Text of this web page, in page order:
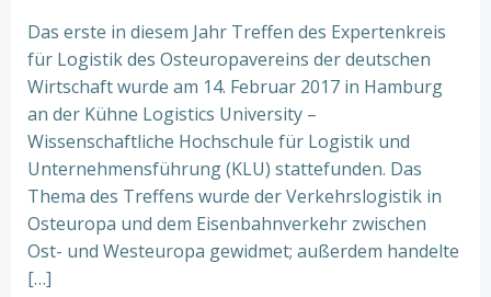
Das erste in diesem Jahr Treffen des Expertenkreis
für Logistik des Osteuropavereins der deutschen
Wirtschaft wurde am 14. Februar 2017 in Hamburg
an der Kühne Logistics University –
Wissenschaftliche Hochschule für Logistik und
Unternehmensführung (KLU) stattefunden. Das
Thema des Treffens wurde der Verkehrslogistik in
Osteuropa und dem Eisenbahnverkehr zwischen
Ost- und Westeuropa gewidmet; außerdem handelte
[…]